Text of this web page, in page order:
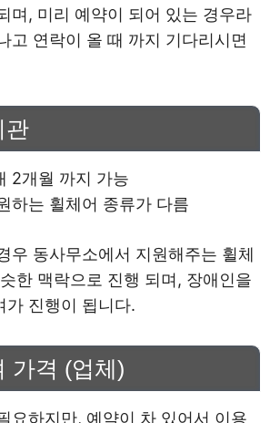
며, 미리 예약이 되어 있는 경우라
고 연락이 올 때 까지 기다리시면
관
2개월 까지 가능
하는 휠체어 종류가 다름
우 동사무소에서 지원해주는 휠체
한 맥락으로 진행 되며, 장애인을
가 진행이 됩니다.
가격 (업체)
요하지만, 예약이 차 있어서 이용